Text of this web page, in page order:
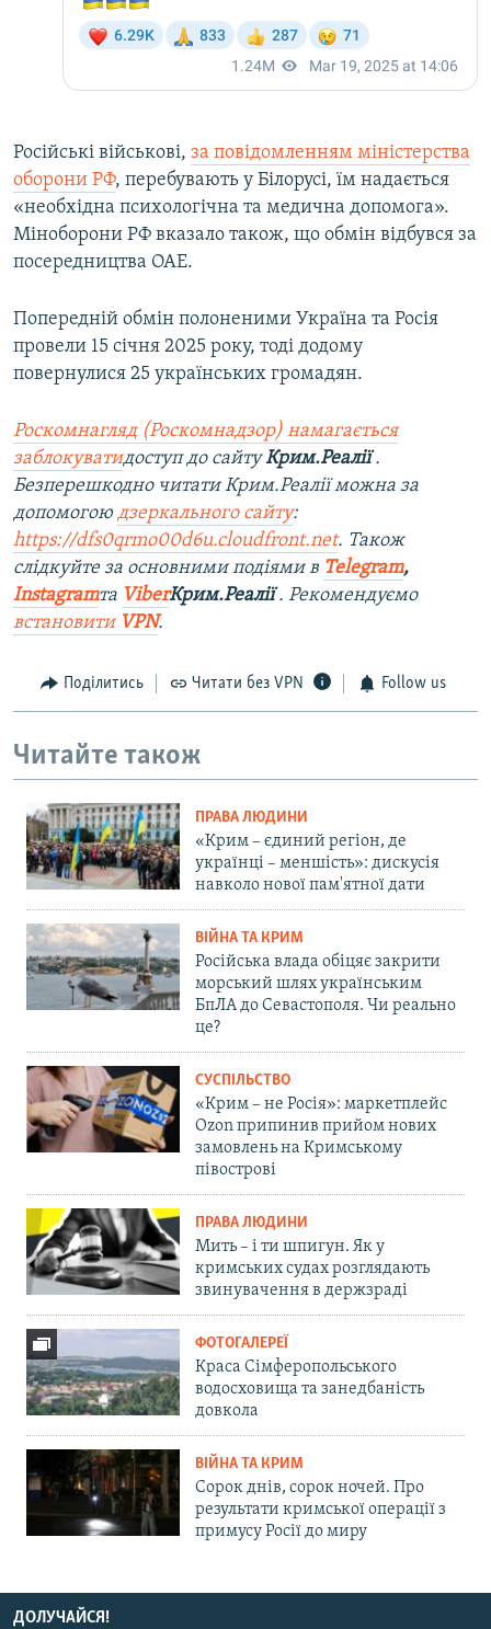
Російські військові, за повідомленням міністерства
оборони РФ, перебувають у Білорусі, їм надається
«необхідна психологічна та медична допомога».
Міноборони РФ вказало також, що обмін відбувся за
посередництва ОАЕ.
Попередній обмін полоненими Україна та Росія
провели 15 січня 2025 року, тоді додому
повернулися 25 українських громадян.
Роскомнагляд (Роскомнадзор) намагається
заблокуватидоступ до сайтуКрим.Реалії.
Безперешкодно читати Крим.Реалії можна за
допомогою дзеркального сайту:
https://dfs0qrmo00d6u.cloudfront.net. Також
слідкуйте за основними подіями в Telegram,
Instagramта ViberКрим.Реалії. Рекомендуємо
встановити VPN.
Поділитись Читати без VPN Follow us
Читайте також
ПРАВА ЛЮДИНИ
«Крим – єдиний регіон, де
українці – меншість»: дискусія
навколо нової пам'ятної дати
ВІЙНА ТА КРИМ
Російська влада обіцяє закрити
морський шлях українським
БпЛА до Севастополя. Чи реально
це?
СУСПІЛЬСТВО
«Крим – не Росія»: маркетплейс
Ozon припинив прийом нових
замовлень на Кримському
півострові
ПРАВА ЛЮДИНИ
Мить – і ти шпигун. Як у
кримських судах розглядають
звинувачення в держзраді
ФОТОГАЛЕРЕЇ
Краса Сімферопольського
водосховища та занедбаність
довкола
ВІЙНА ТА КРИМ
Сорок днів, сорок ночей. Про
результати кримської операції з
примусу Росії до миру
ДОЛУЧАЙСЯ!